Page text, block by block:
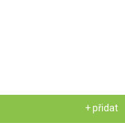
+ přidat